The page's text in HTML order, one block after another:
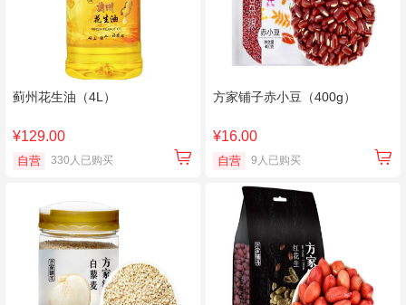
蓟州花生油（4L）
¥129.00
自营 330人已购买
方家铺子赤小豆（400g）
¥16.00
自营 9人已购买